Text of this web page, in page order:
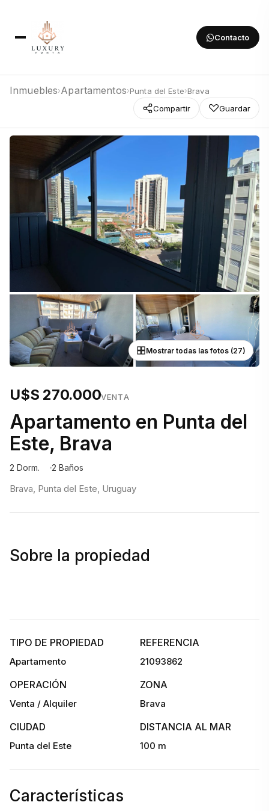
Contacto
Inmuebles›Apartamentos›Punta del Este›Brava
Compartir
Guardar
Mostrar todas las fotos (27)
U$S 270.000VENTA
Apartamento en Punta del
Este, Brava
2 Dorm. 2 Baños
Brava, Punta del Este, Uruguay
Sobre la propiedad
TIPO DE PROPIEDAD
Apartamento
REFERENCIA
21093862
OPERACIÓN
Venta / Alquiler
ZONA
Brava
CIUDAD
Punta del Este
DISTANCIA AL MAR
100 m
Características